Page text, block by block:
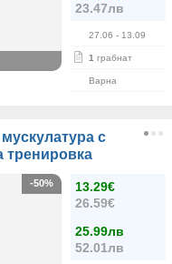
23.47лв
27.06 - 13.09
1 грабнат
Варна
с
тренировка
13.29€
26.59€
25.99лв
52.01лв
-50%